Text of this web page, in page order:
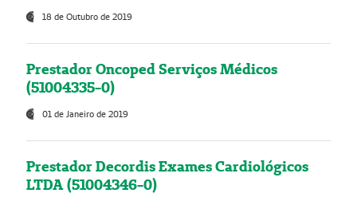
18 de Outubro de 2019
Prestador Oncoped Serviços Médicos
(51004335-0)
01 de Janeiro de 2019
Prestador Decordis Exames Cardiológicos
LTDA (51004346-0)